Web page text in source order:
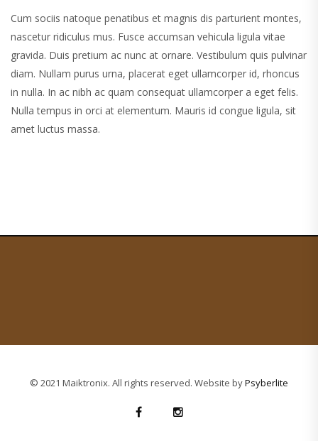
Cum sociis natoque penatibus et magnis dis parturient montes,
nascetur ridiculus mus. Fusce accumsan vehicula ligula vitae
gravida. Duis pretium ac nunc at ornare. Vestibulum quis pulvinar
diam. Nullam purus urna, placerat eget ullamcorper id, rhoncus
in nulla. In ac nibh ac quam consequat ullamcorper a eget felis.
Nulla tempus in orci at elementum. Mauris id congue ligula, sit
amet luctus massa.
© 2021 Maiktronix. All rights reserved. Website byPsyberlite